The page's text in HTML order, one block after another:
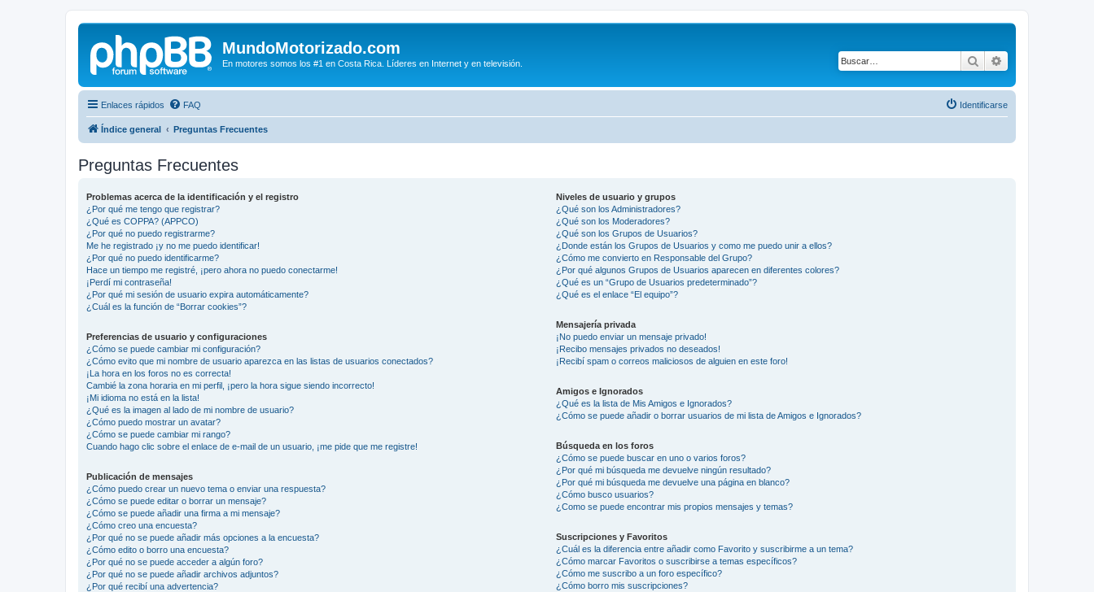
MundoMotorizado.com
En motores somos los #1 en Costa Rica. Líderes en Internet y en televisión. Buscar
Enlaces rápidos FAQ Identificarse
Índice general Preguntas Frecuentes
Preguntas Frecuentes
Problemas acerca de la identificación y el registro
¿Por qué me tengo que registrar?
¿Qué es COPPA? (APPCO)
¿Por qué no puedo registrarme?
Me he registrado ¡y no me puedo identificar!
¿Por qué no puedo identificarme?
Hace un tiempo me registré, ¡pero ahora no puedo conectarme!
¡Perdí mi contraseña!
¿Por qué mi sesión de usuario expira automáticamente?
¿Cuál es la función de “Borrar cookies”?
Preferencias de usuario y configuraciones
¿Cómo se puede cambiar mi configuración?
¿Cómo evito que mi nombre de usuario aparezca en las listas de usuarios conectados?
¡La hora en los foros no es correcta!
Cambié la zona horaria en mi perfil, ¡pero la hora sigue siendo incorrecto!
¡Mi idioma no está en la lista!
¿Qué es la imagen al lado de mi nombre de usuario?
¿Cómo puedo mostrar un avatar?
¿Cómo se puede cambiar mi rango?
Cuando hago clic sobre el enlace de e-mail de un usuario, ¡me pide que me registre!
Publicación de mensajes
¿Cómo puedo crear un nuevo tema o enviar una respuesta?
¿Cómo se puede editar o borrar un mensaje?
¿Cómo se puede añadir una firma a mi mensaje?
¿Cómo creo una encuesta?
¿Por qué no se puede añadir más opciones a la encuesta?
¿Cómo edito o borro una encuesta?
¿Por qué no se puede acceder a algún foro?
¿Por qué no se puede añadir archivos adjuntos?
¿Por qué recibí una advertencia?
Niveles de usuario y grupos
¿Qué son los Administradores?
¿Qué son los Moderadores?
¿Qué son los Grupos de Usuarios?
¿Donde están los Grupos de Usuarios y como me puedo unir a ellos?
¿Cómo me convierto en Responsable del Grupo?
¿Por qué algunos Grupos de Usuarios aparecen en diferentes colores?
¿Qué es un “Grupo de Usuarios predeterminado”?
¿Qué es el enlace “El equipo”?
Mensajería privada
¡No puedo enviar un mensaje privado!
¡Recibo mensajes privados no deseados!
¡Recibí spam o correos maliciosos de alguien en este foro!
Amigos e Ignorados
¿Qué es la lista de Mis Amigos e Ignorados?
¿Cómo se puede añadir o borrar usuarios de mi lista de Amigos e Ignorados?
Búsqueda en los foros
¿Cómo se puede buscar en uno o varios foros?
¿Por qué mi búsqueda me devuelve ningún resultado?
¿Por qué mi búsqueda me devuelve una página en blanco?
¿Cómo busco usuarios?
¿Como se puede encontrar mis propios mensajes y temas?
Suscripciones y Favoritos
¿Cuál es la diferencia entre añadir como Favorito y suscribirme a un tema?
¿Cómo marcar Favoritos o suscribirse a temas específicos?
¿Cómo me suscribo a un foro específico?
¿Cómo borro mis suscripciones?